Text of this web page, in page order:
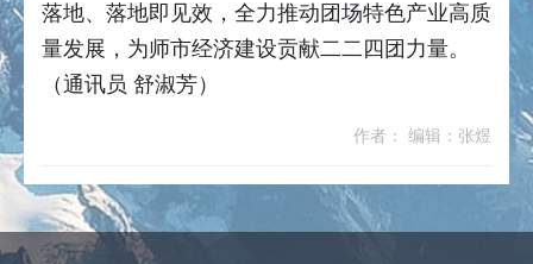
落地、落地即见效，全力推动团场特色产业高质
量发展，为师市经济建设贡献二二四团力量。
（通讯员 舒淑芳）
作者： 编辑：张煜